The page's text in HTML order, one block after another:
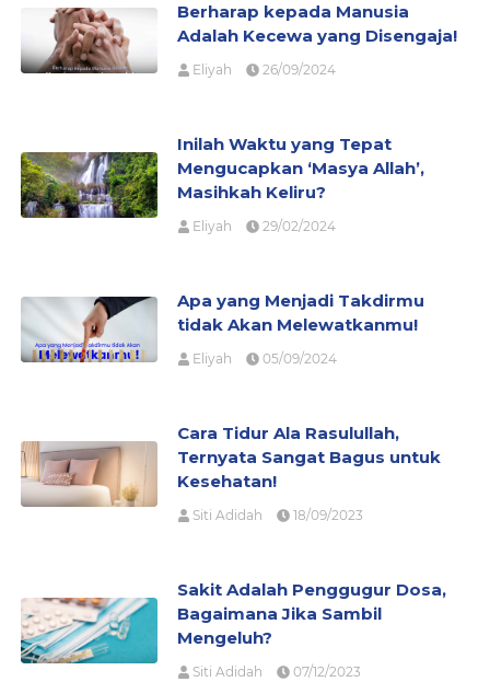
Berharap kepada Manusia
Adalah Kecewa yang Disengaja!
Eliyah 26/09/2024
Inilah Waktu yang Tepat
Mengucapkan ‘Masya Allah’,
Masihkah Keliru?
Eliyah 29/02/2024
Apa yang Menjadi Takdirmu
tidak Akan Melewatkanmu!
Eliyah 05/09/2024
Cara Tidur Ala Rasulullah,
Ternyata Sangat Bagus untuk
Kesehatan!
Siti Adidah 18/09/2023
Sakit Adalah Penggugur Dosa,
Bagaimana Jika Sambil
Mengeluh?
Siti Adidah 07/12/2023